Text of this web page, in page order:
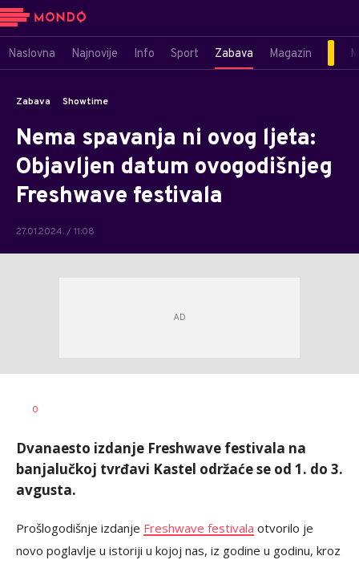
Naslovna Najnovije Info Sport Zabava Magazin
Zabava Showtime
Nema spavanja ni ovog ljeta:
Objavljen datum ovogodišnjeg
Freshwave festivala
27.01.2024. / 11:08
AUTOR
0
Dvanaesto izdanje Freshwave festivala na
banjalučkoj tvrđavi Kastel održaće se od 1. do 3.
avgusta.
Prošlogodišnje izdanje Freshwave festivala otvorilo je
novo poglavlje u istoriji u kojoj nas, iz godine u godinu, kroz